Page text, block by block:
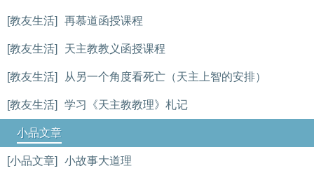
[教友生活] 再慕道函授课程
[教友生活] 天主教教义函授课程
[教友生活] 从另一个角度看死亡（天主上智的安排）
[教友生活] 学习《天主教教理》札记
小品文章
[小品文章] 小故事大道理